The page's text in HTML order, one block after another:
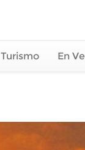
Turismo En